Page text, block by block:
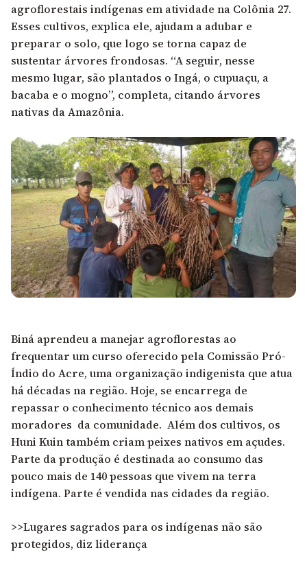
agroflorestais indígenas em atividade na Colônia 27.
Esses cultivos, explica ele, ajudam a adubar e
preparar o solo, que logo se torna capaz de
sustentar árvores frondosas. “A seguir, nesse
mesmo lugar, são plantados o Ingá, o cupuaçu, a
bacaba e o mogno”, completa, citando árvores
nativas da Amazônia.
Biná aprendeu a manejar agroflorestas ao
frequentar um curso oferecido pela Comissão Pró-
Índio do Acre, uma organização indigenista que atua
há décadas na região. Hoje, se encarrega de
repassar o conhecimento técnico aos demais
moradores da comunidade. Além dos cultivos, os
Huni Kuin também criam peixes nativos em açudes.
Parte da produção é destinada ao consumo das
pouco mais de 140 pessoas que vivem na terra
indígena. Parte é vendida nas cidades da região.
>>Lugares sagrados para os indígenas não são
protegidos, diz liderança